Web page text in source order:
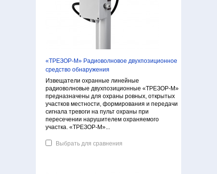
«ТРЕЗОР-М» Радиоволновое двухпозиционное
средство обнаружения
Извещатели охранные линейные
радиоволновые двухпозиционные «ТРЕЗОР-М»
предназначены для охраны ровных, открытых
участков местности, формирования и передачи
сигнала тревоги на пульт охраны при
пересечении нарушителем охраняемого
участка. «ТРЕЗОР-М»...
Выбрать для сравнения